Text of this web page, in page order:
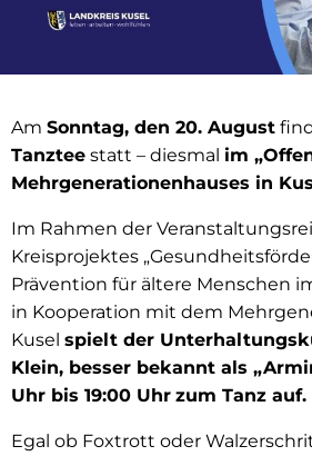
Am Sonntag, den 20. August
Tanztee statt – diesmal im
Mehrgenerationenhauses in
Im Rahmen der
Kreisprojektes
Prävention für ältere Menschen
in Kooperation mit dem
Kusel spielt der
Klein, besser bekannt als
Uhr bis 19:00 Uhr zum Tanz auf.
Egal ob Foxtrott oder